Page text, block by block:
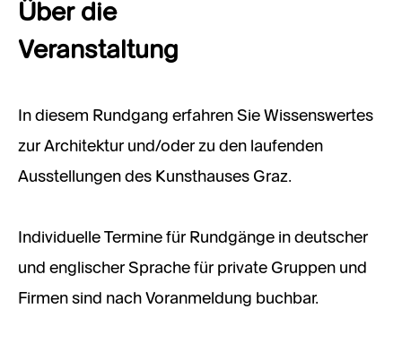
Über die
Veranstaltung
In diesem Rundgang erfahren Sie Wissenswertes
zur Architektur und/oder zu den laufenden
Ausstellungen des Kunsthauses Graz.
Individuelle Termine für Rundgänge in deutscher
und englischer Sprache für private Gruppen und
Firmen sind nach Voranmeldung buchbar.